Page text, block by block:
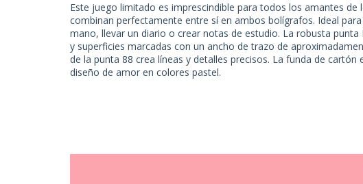
Este juego limitado es imprescindible para todos los amantes de
combinan perfectamente entre sí en ambos bolígrafos. Ideal
mano, llevar un diario o crear notas de estudio. La robusta punta
y superficies marcadas con un ancho de trazo de
de la punta 88 crea líneas y detalles precisos. La funda de
diseño de amor en colores pastel.